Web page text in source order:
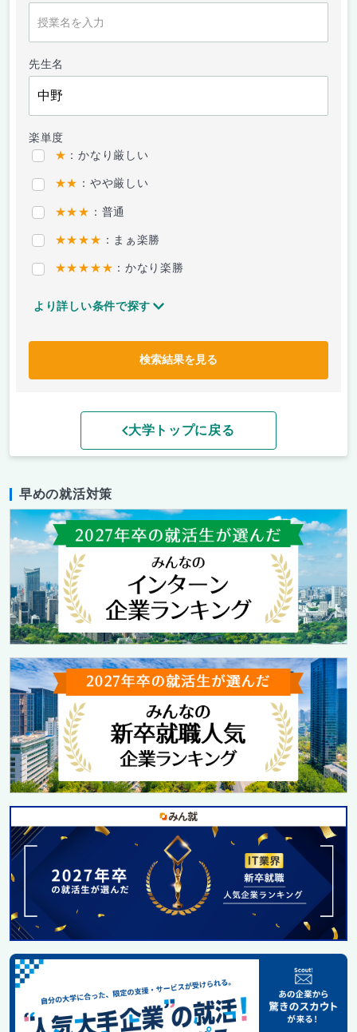
先生名
楽単度
★ ：かなり厳しい
★★ ：やや厳しい
★★★ ：普通
★★★★ ：まぁ楽勝
★★★★★ ：かなり楽勝
より詳しい条件で探す
検索結果を見る
大学トップに戻る
早めの就活対策